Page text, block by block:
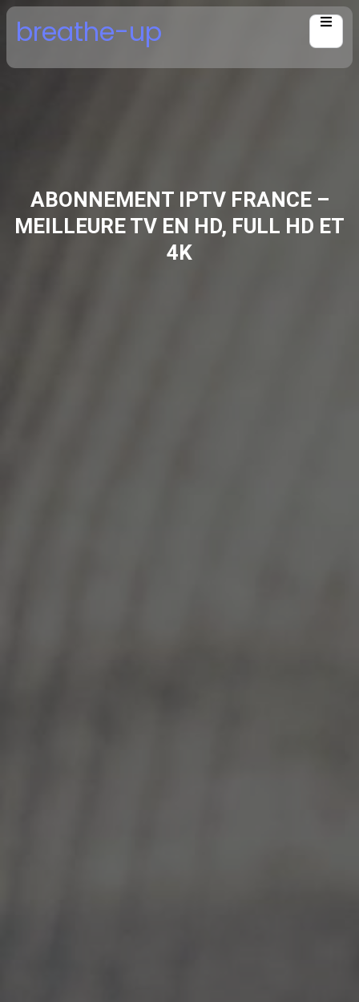
Skip
content
breathe-up
ABONNEMENT IPTV FRANCE –
MEILLEURE TV EN HD, FULL HD ET
4K